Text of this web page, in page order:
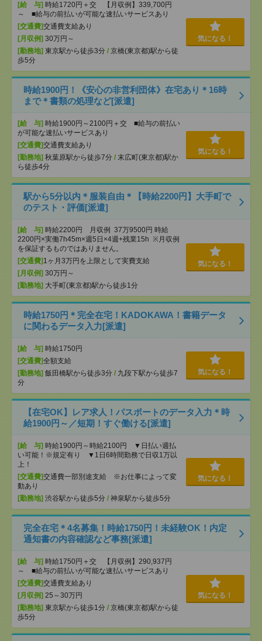
[給 与] 時給1720円＋交 【月収例】339,700円
～ ■給与の前払いが可能な速払いサービスあり
[交通費]交通費支給あり
[月収例] 30万円～
[勤務地] 東京駅から徒歩3分 / 京橋(東京都)駅から徒
歩5分
気になる！
時給1900円！《安心の非営利団体》在宅あり＊16時
まで＊書類の処理など[派遣]
[給 与] 時給1900円～2100円＋交 ■給与の前払い
が可能な速払いサービスあり
[交通費]交通費支給あり
[勤務地] 秋葉原駅から徒歩7分 / 末広町(東京都)駅か
ら徒歩4分
気になる！
駅から5分以内＊服装自由＊【時給2200円】大手町で
のテスト・評価[派遣]
[給 与] 時給2200円 月収例 37万9500円 時給
2200円×実働7h45m×週5日×4週+残業15h ※月収例
を保証するものではありません。
[交通費] 1ヶ月3万円を上限として実費支給
[月収例] 30万円～
[勤務地] 大手町(東京都)駅から徒歩1分
気になる！
時給1750円＊完全在宅！KADOKAWA！書籍データ
に関わるデータ入力[派遣]
[給 与] 時給1750円
[交通費]全額支給
[勤務地] 飯田橋駅から徒歩3分 / 九段下駅から徒歩7
分
気になる！
【在宅OK】レア求人！パスポートのデータ入力＊時
給1900円～／短期！すぐ働ける[派遣]
[給 与] 時給1900円～時給2100円 ▼日払い週払
い可能！※規定有り ▼1日6時間勤務で日収1万以
上！
[交通費]交通費一部別途支給 ※お仕事によって変
動あり
[勤務地] 渋谷駅から徒歩5分 / 神泉駅から徒歩5分
気になる！
完全在宅＊4名募集！時給1750円！未経験OK！内定
通知書の内容確認など事務[派遣]
[給 与] 時給1750円＋交 【月収例】290,937円
～ ■給与の前払いが可能な速払いサービスあり
[交通費]交通費支給あり
[月収例] 25～30万円
[勤務地] 東京駅から徒歩1分 / 京橋(東京都)駅から徒
歩5分
気になる！